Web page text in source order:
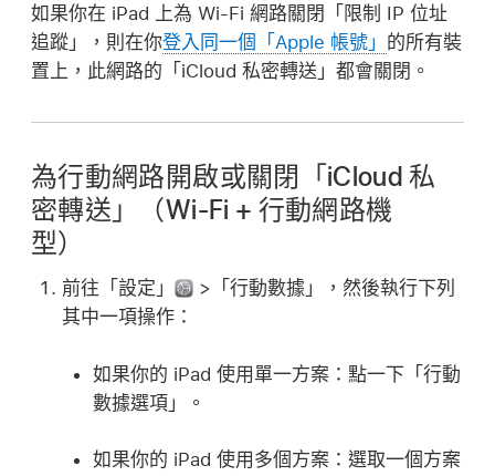
如果你在 iPad 上為 Wi-Fi 網路關閉「限制 IP 位址
追蹤」，則在你登入同一個「Apple 帳號」 的所有裝
置上，此網路的「iCloud 私密轉送」都會關閉。
為行動網路開啟或關閉「iCloud 私
密轉送」（Wi-Fi + 行動網路機
型）
前往「設定」
>「行動數據」，然後執行下列
其中一項操作：
如果你的 iPad 使用單一方案：點一下「行動
數據選項」。
如果你的 iPad 使用多個方案：選取一個方案